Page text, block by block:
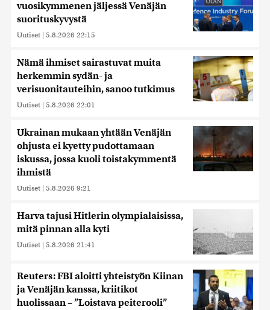
vuosikymmenen jäljessä Venäjän
suorituskyvystä
Uutiset | 5.8.2026 22:15
Nämä ihmiset sairastuvat muita
herkemmin sydän- ja
verisuonitauteihin, sanoo tutkimus
Uutiset | 5.8.2026 22:01
Ukrainan mukaan yhtään Venäjän
ohjusta ei kyetty pudottamaan
iskussa, jossa kuoli toistakymmentä
ihmistä
Uutiset | 5.8.2026 9:21
Harva tajusi Hitlerin olympialaisissa,
mitä pinnan alla kyti
Uutiset | 5.8.2026 21:41
Reuters: FBI aloitti yhteistyön Kiinan
ja Venäjän kanssa, kriitikot
huolissaan – ”Loistava peiterooli”